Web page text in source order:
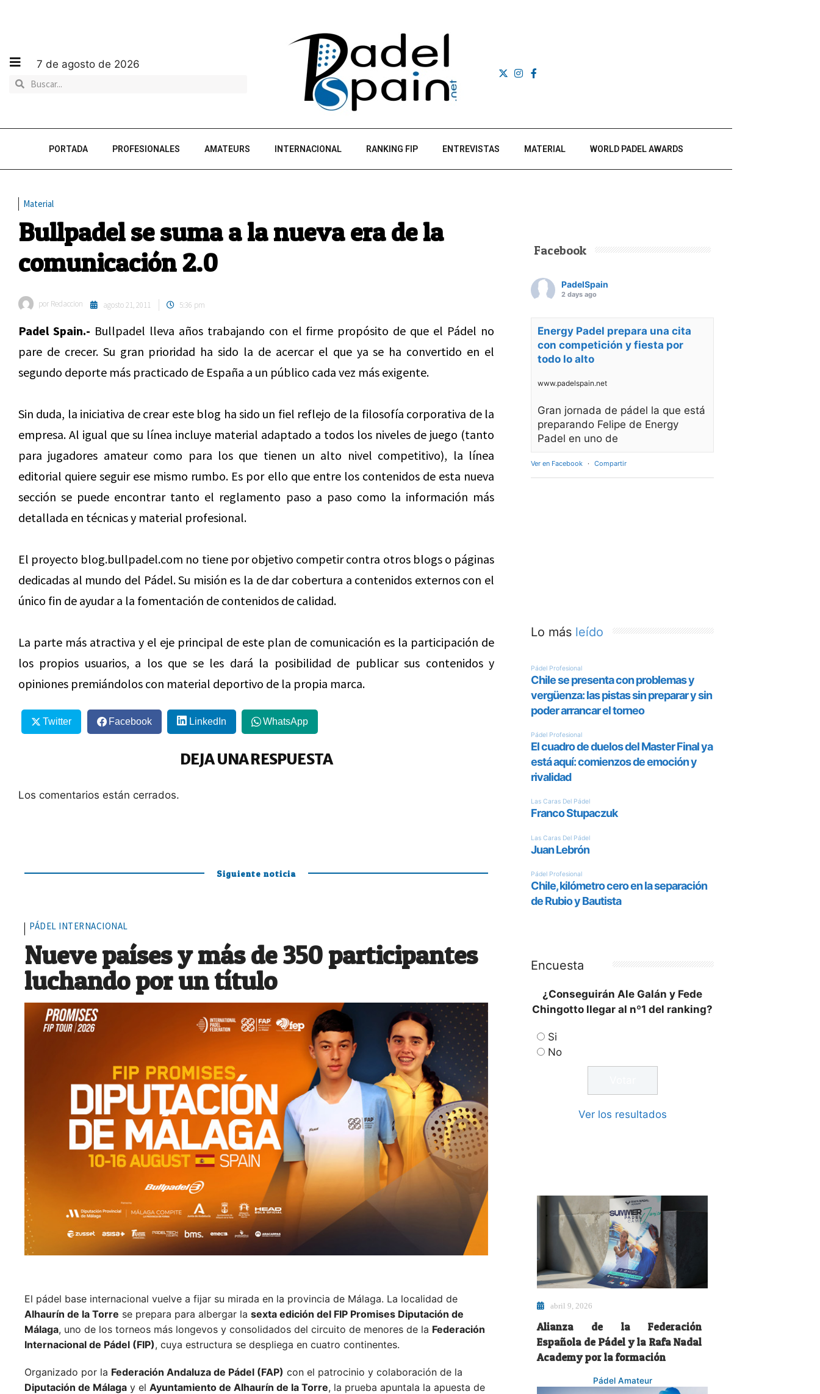
7 de agosto de 2026
PORTADA PROFESIONALES AMATEURS INTERNACIONAL RANKING FIP ENTREVISTAS MATERIAL WORLD PADEL AWARDS
Material
Bullpadel se suma a la nueva era de la
comunicación 2.0
por Redaccion agosto 21, 2011 5:36 pm
Padel Spain.- Bullpadel lleva años trabajando con el firme propósito de que el Pádel no
pare de crecer. Su gran prioridad ha sido la de acercar el que ya se ha convertido en el
segundo deporte más practicado de España a un público cada vez más exigente.
Sin duda, la iniciativa de crear este blog ha sido un fiel reflejo de la filosofía corporativa de la
empresa. Al igual que su línea incluye material adaptado a todos los niveles de juego (tanto
para jugadores amateur como para los que tienen un alto nivel competitivo), la línea
editorial quiere seguir ese mismo rumbo. Es por ello que entre los contenidos de esta nueva
sección se puede encontrar tanto el reglamento paso a paso como la información más
detallada en técnicas y material profesional.
El proyecto blog.bullpadel.com no tiene por objetivo competir contra otros blogs o páginas
dedicadas al mundo del Pádel. Su misión es la de dar cobertura a contenidos externos con el
único fin de ayudar a la fomentación de contenidos de calidad.
La parte más atractiva y el eje principal de este plan de comunicación es la participación de
los propios usuarios, a los que se les dará la posibilidad de publicar sus contenidos y
opiniones premiándolos con material deportivo de la propia marca.
Twitter Facebook LinkedIn WhatsApp
DEJA UNA RESPUESTA
Los comentarios están cerrados.
Siguiente noticia
PÁDEL INTERNACIONAL
Nueve países y más de 350 participantes
luchando por un título
El pádel base internacional vuelve a fijar su mirada en la provincia de Málaga. La localidad de
Alhaurín de la Torre se prepara para albergar la sexta edición del FIP Promises Diputación de
Málaga, uno de los torneos más longevos y consolidados del circuito de menores de la Federación
Internacional de Pádel (FIP), cuya estructura se despliega en cuatro continentes.
Organizado por la Federación Andaluza de Pádel (FAP) con el patrocinio y colaboración de la
Diputación de Málaga y el Ayuntamiento de Alhaurín de la Torre, la prueba apuntala la apuesta de
Facebook
PadelSpain
2 days ago
Energy Padel prepara una cita
con competición y fiesta por
todo lo alto
www.padelspain.net
Gran jornada de pádel la que está
preparando Felipe de Energy
Padel en uno de
Ver en Facebook · Compartir
Lo más leído
Encuesta
¿Conseguirán Ale Galán y Fede
Chingotto llegar al nº1 del ranking?
Si
No
Ver los resultados
abril 9, 2026
Alianza de la Federación
Española de Pádel y la Rafa Nadal
Academy por la formación
Pádel Amateur